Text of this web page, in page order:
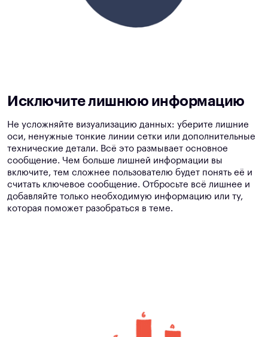
Исключите лишнюю информацию
Не усложняйте визуализацию данных: уберите лишние
оси, ненужные тонкие линии сетки или дополнительные
технические детали. Всё это размывает основное
сообщение. Чем больше лишней информации вы
включите, тем сложнее пользователю будет понять её и
считать ключевое сообщение. Отбросьте всё лишнее и
добавляйте только необходимую информацию или ту,
которая поможет разобраться в теме.